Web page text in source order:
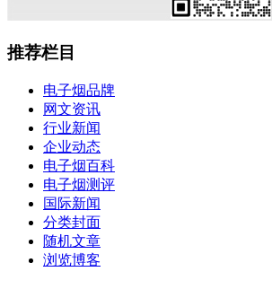
推荐栏目
电子烟品牌
网文资讯
行业新闻
企业动态
电子烟百科
电子烟测评
国际新闻
分类封面
随机文章
浏览博客